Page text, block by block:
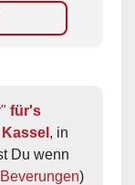
für's
Kassel
Du wenn
Beverungen)